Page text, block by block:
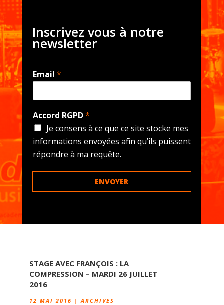
Inscrivez vous à notre
newsletter
Email *
Accord RGPD*
Je consens à ce que ce site stocke mes
informations envoyées afin qu’ils puissent
répondre à ma requête.
ENVOYER
STAGE AVEC FRANÇOIS : LA
COMPRESSION – MARDI 26 JUILLET
2016
12 MAI 2016 |ARCHIVES